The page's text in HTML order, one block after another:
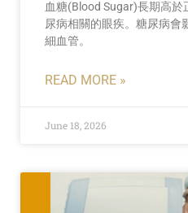
血糖(Blood Sugar)長期高
尿病相關的眼疾。糖尿病會
細血管。
READ MORE »
June 18, 2026